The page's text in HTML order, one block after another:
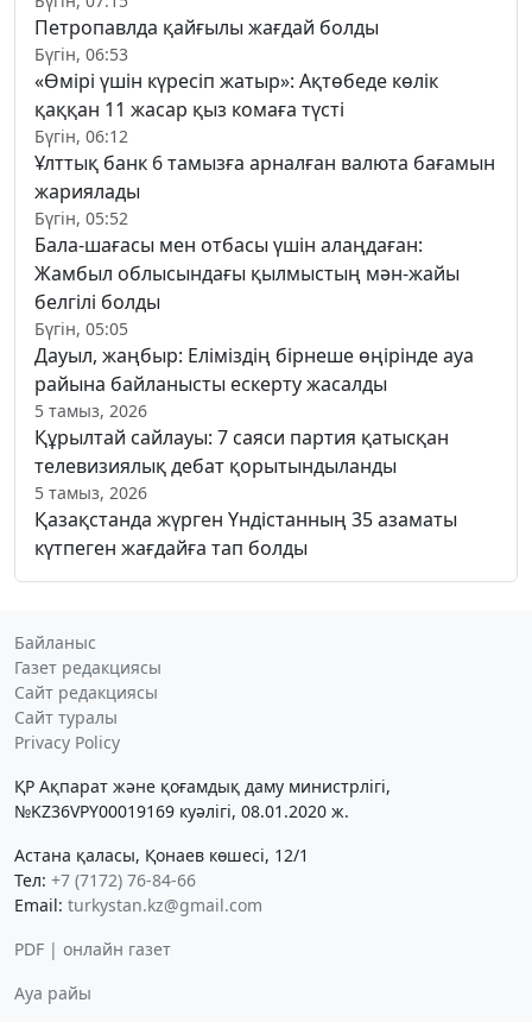
Петропавлда қайғылы жағдай болды
Бүгін, 06:53
«Өмірі үшін күресіп жатыр»: Ақтөбеде көлік
қаққан 11 жасар қыз комаға түсті
Бүгін, 06:12
Ұлттық банк 6 тамызға арналған валюта бағамын
жариялады
Бүгін, 05:52
Бала-шағасы мен отбасы үшін алаңдаған:
Жамбыл облысындағы қылмыстың мән-жайы
белгілі болды
Бүгін, 05:05
Дауыл, жаңбыр: Еліміздің бірнеше өңірінде ауа
райына байланысты ескерту жасалды
5 тамыз, 2026
Құрылтай сайлауы: 7 саяси партия қатысқан
телевизиялық дебат қорытындыланды
5 тамыз, 2026
Қазақстанда жүрген Үндістанның 35 азаматы
күтпеген жағдайға тап болды
Байланыс
Газет редакциясы
Сайт редакциясы
Сайт туралы
Privacy Policy
ҚР Ақпарат және қоғамдық даму министрлігі,
№KZ36VPY00019169 куәлігі, 08.01.2020 ж.
Астана қаласы, Қонаев көшесі, 12/1
Тел: +7 (7172) 76-84-66
Email: turkystan.kz@gmail.com
PDF | онлайн газет
Ауа райы